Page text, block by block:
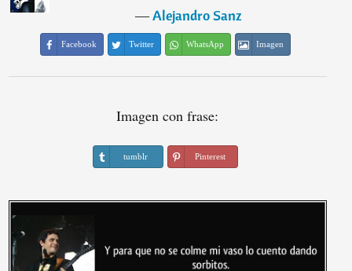
―Alejandro Sanz
Facebook Twitter WhatsApp Imagen
Imagen con frase:
tumblr Pinterest